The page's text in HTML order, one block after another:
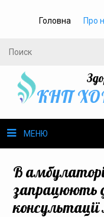
Головна Про
КНП
МЕНЮ
Громадське
В
запрацюють